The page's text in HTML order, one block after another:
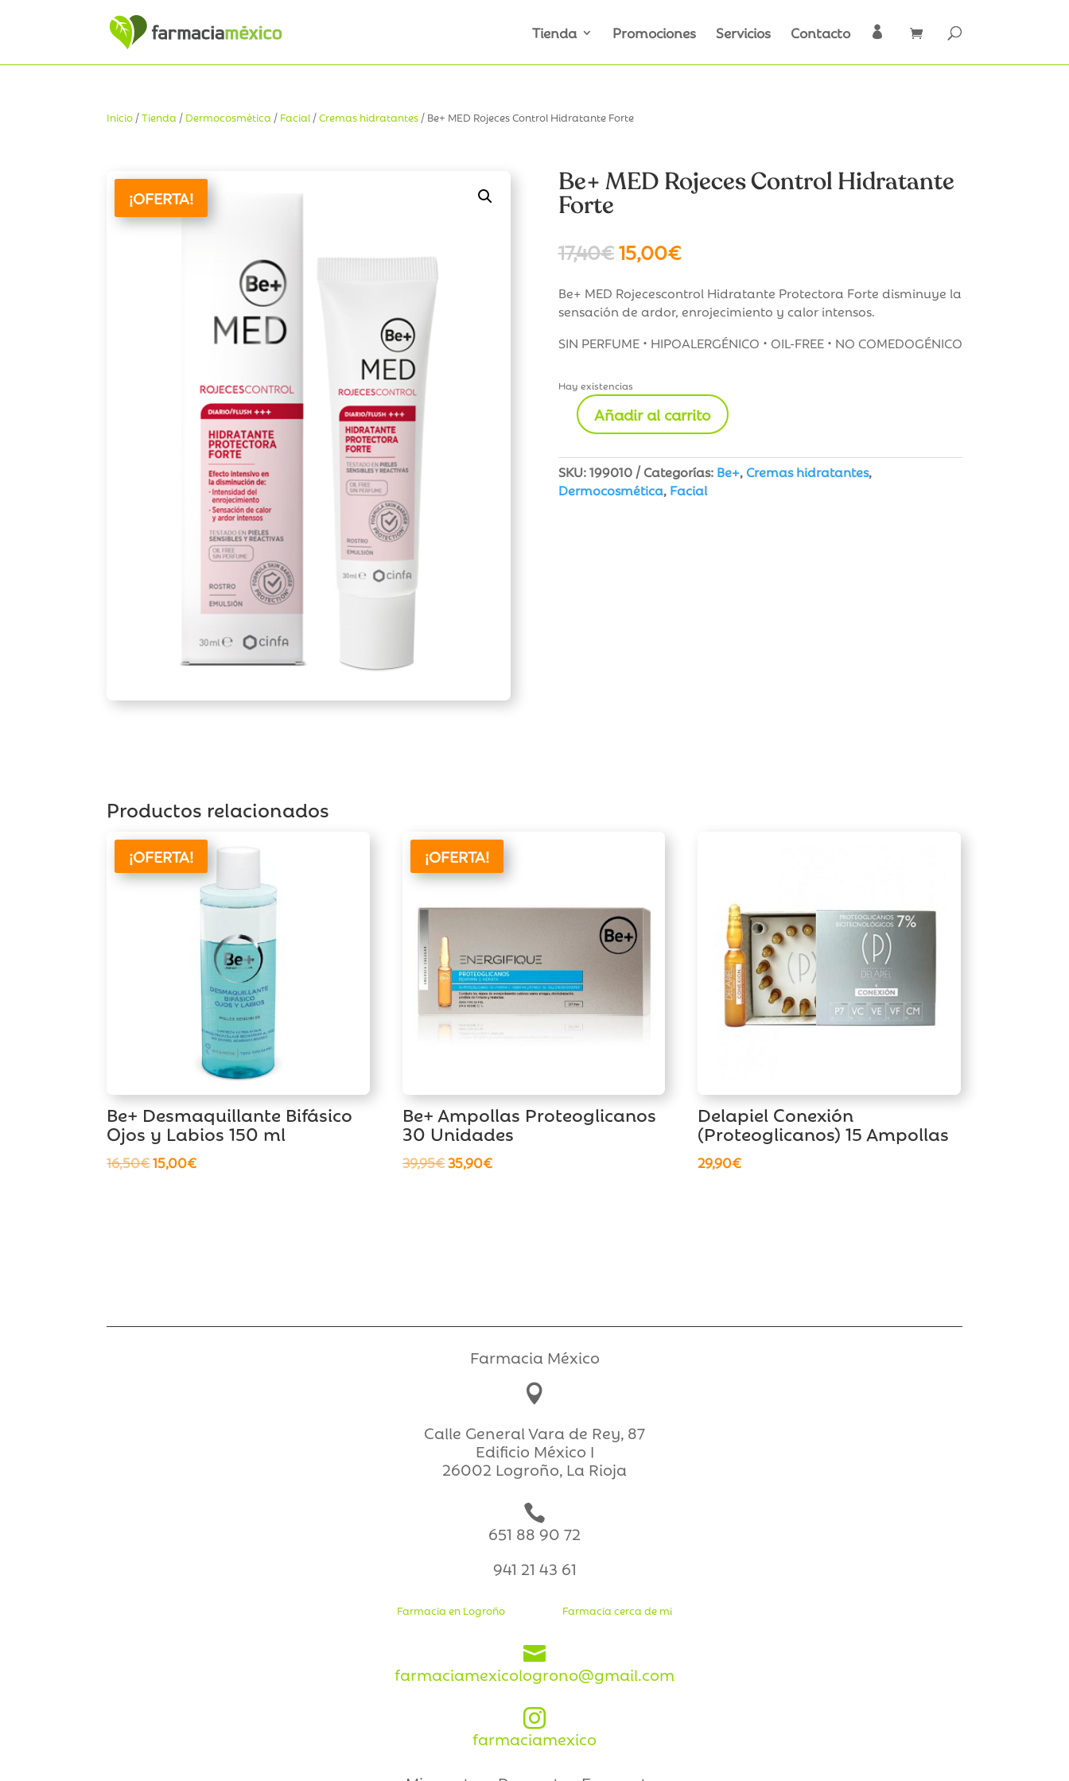
Tienda Promociones Servicios Contacto 
Inicio /Tienda / Dermocosmética / Facial /Cremas hidratantes / Be+ MED Rojeces Control Hidratante Forte
¡OFERTA!
Be+ MED Rojeces Control Hidratante
Forte
17,40€El
precio
original
era:
17,40€.
15,00€El
precio
actual
es:
15,00€.
Be+ MED Rojecescontrol Hidratante Protectora Forte disminuye la
sensación de ardor, enrojecimiento y calor intensos.
SIN PERFUME • HIPOALERGÉNICO • OIL-FREE • NO COMEDOGÉNICO
Hay existencias
Rojeces
Control
Hidratante
Añadir al carrito
SKU:199010 Categorías: Be+,Cremas hidratantes,
Dermocosmética, Facial
Productos relacionados
¡OFERTA!
Be+ Desmaquillante Bifásico
Ojos y Labios 150 ml
16,50€El
15,00€El
¡OFERTA!
Be+ Ampollas Proteoglicanos
30 Unidades
39,95€El
35,90€El
Delapiel Conexión
(Proteoglicanos) 15 Ampollas
29,90€
Farmacia México

Calle General Vara de Rey, 87
Edificio México I
26002 Logroño, La Rioja

651 88 90 72
941 21 43 61
Farmacia en Logroño Farmacia cerca de mi

farmaciamexicologrono@gmail.com

farmaciamexico